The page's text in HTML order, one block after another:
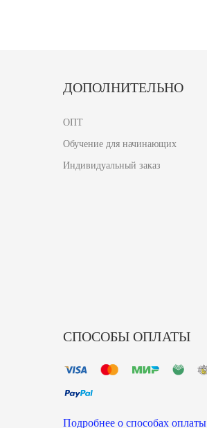
ДОПОЛНИТЕЛЬНО
ОПТ
Обучение для начинающих
Индивидуальный заказ
СПОСОБЫ ОПЛАТЫ
Подробнее о способах оплаты